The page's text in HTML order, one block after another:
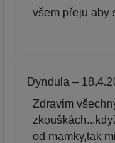
všem přeju aby
Dyndula –
Zdravim
od mamky,tak